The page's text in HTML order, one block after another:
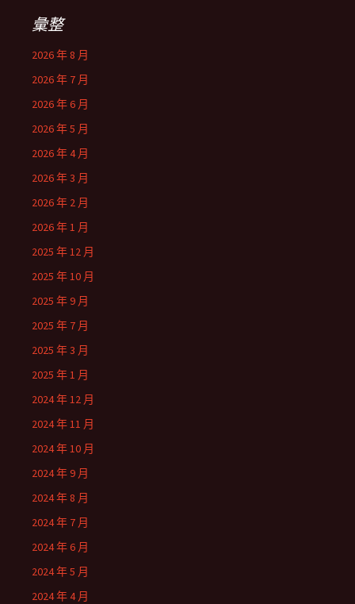
彙整
2026 年 8 月
2026 年 7 月
2026 年 6 月
2026 年 5 月
2026 年 4 月
2026 年 3 月
2026 年 2 月
2026 年 1 月
2025 年 12 月
2025 年 10 月
2025 年 9 月
2025 年 7 月
2025 年 3 月
2025 年 1 月
2024 年 12 月
2024 年 11 月
2024 年 10 月
2024 年 9 月
2024 年 8 月
2024 年 7 月
2024 年 6 月
2024 年 5 月
2024 年 4 月